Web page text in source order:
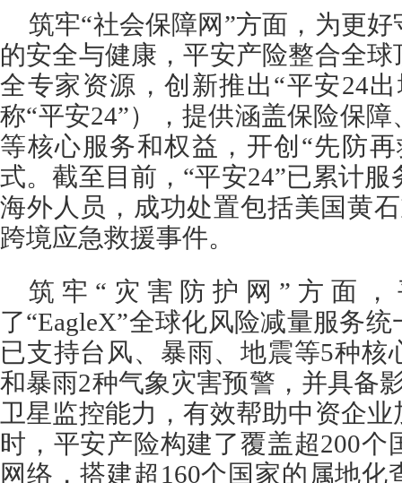
筑牢“社会保障网”方面，为更
的安全与健康，平安产险整合全
全专家资源，创新推出“平安24
称“平安24”），提供涵盖保险保
等核心服务和权益，开创“先防
式。截至目前，“平安24”已累计服
海外人员，成功处置包括美国黄
跨境应急救援事件。
筑牢“灾害防护网”方面
了“EagleX”全球化风险减量服务
已支持台风、暴雨、地震等5种核
和暴雨2种气象灾害预警，并具备
卫星监控能力，有效帮助中资企
时，平安产险构建了覆盖超200个
网络，搭建超160个国家的属地